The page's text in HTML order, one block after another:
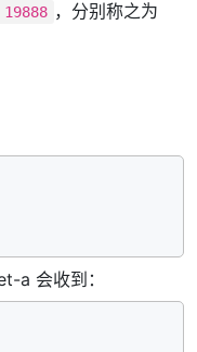
，分别称之为
a 会收到：